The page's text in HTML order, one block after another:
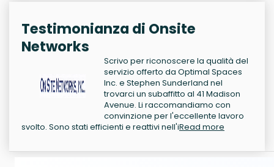
Testimonianza di Onsite
Networks
Scrivo per riconoscere la qualità del
servizio offerto da Optimal Spaces
Inc. e Stephen Sunderland nel
trovarci un subaffitto al 41 Madison
Avenue. Li raccomandiamo con
convinzione per l'eccellente lavoro
svolto. Sono stati efficienti e reattivi nell'iRead more